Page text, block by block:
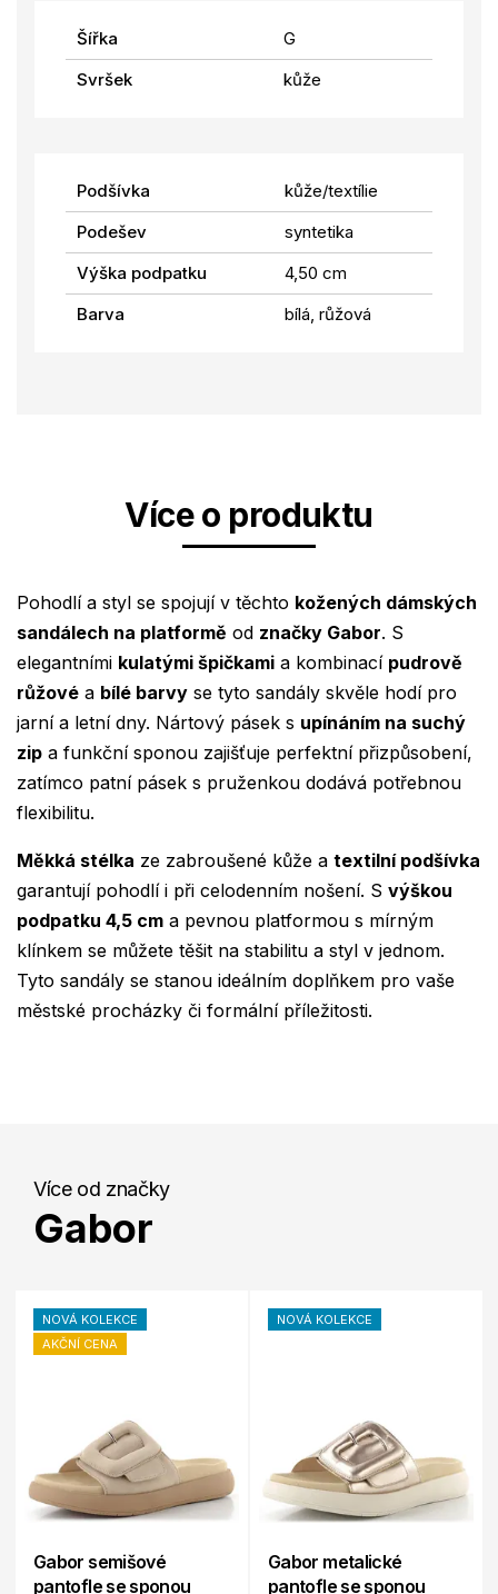
Šířka
G
Svršek
kůže
Podšívka
kůže/textílie
Podešev
syntetika
Výška podpatku
4,50 cm
Barva
bílá, růžová
Více o produktu
Pohodlí a styl se spojují v těchto kožených dámských
sandálech na platformě od značky Gabor. S
elegantními kulatými špičkami a kombinací pudrově
růžové a bílé barvy se tyto sandály skvěle hodí pro
jarní a letní dny. Nártový pásek s upínáním na suchý
zip a funkční sponou zajišťuje perfektní přizpůsobení,
zatímco patní pásek s pruženkou dodává potřebnou
flexibilitu.
Měkká stélka ze zabroušené kůže a textilní podšívka
garantují pohodlí i při celodenním nošení. S výškou
podpatku 4,5 cm a pevnou platformou s mírným
klínkem se můžete těšit na stabilitu a styl v jednom.
Tyto sandály se stanou ideálním doplňkem pro vaše
městské procházky či formální příležitosti.
Více od značky
Gabor
NOVÁ KOLEKCE
AKČNÍ CENA
Gabor semišové
pantofle se sponou
NOVÁ KOLEKCE
Gabor metalické
pantofle se sponou